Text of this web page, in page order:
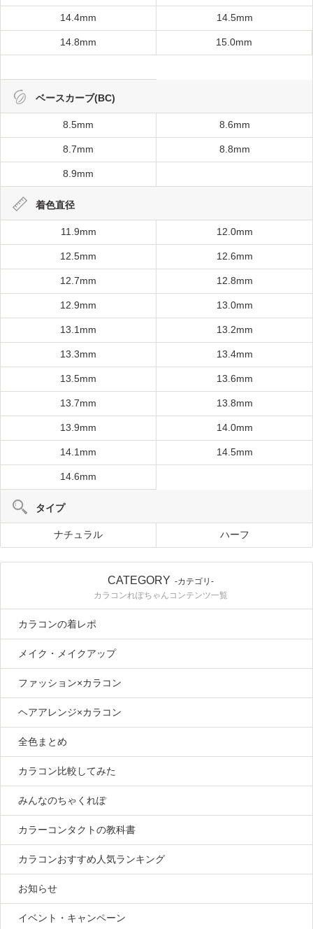
14.4mm 14.5mm
14.8mm 15.0mm
ベースカーブ(BC)
8.5mm 8.6mm
8.7mm 8.8mm
8.9mm
着色直径
11.9mm 12.0mm
12.5mm 12.6mm
12.7mm 12.8mm
12.9mm 13.0mm
13.1mm 13.2mm
13.3mm 13.4mm
13.5mm 13.6mm
13.7mm 13.8mm
13.9mm 14.0mm
14.1mm 14.5mm
14.6mm
タイプ
ナチュラル ハーフ
CATEGORY -カテゴリ-
カラコンれぽちゃんコンテンツ一覧
カラコンの着レポ
メイク・メイクアップ
ファッション×カラコン
ヘアアレンジ×カラコン
全色まとめ
カラコン比較してみた
みんなのちゃくれぽ
カラーコンタクトの教科書
カラコンおすすめ人気ランキング
お知らせ
イベント・キャンペーン